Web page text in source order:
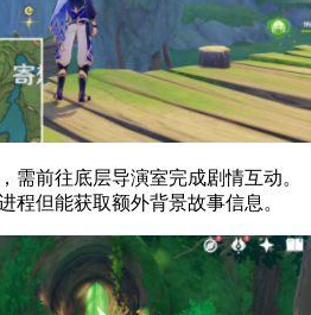
需前往底层导演室完成剧情互动。
程但能获取额外背景故事信息。